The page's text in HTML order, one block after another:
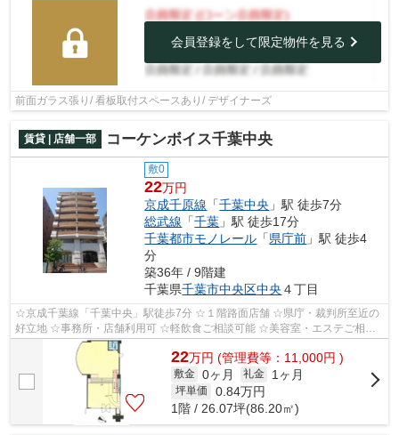
会員登録をして限定物件を見る
前面ガラス張り/ 看板取付スペースあり/ デザイナーズ
賃貸 | 店舗一部 コーケンボイス千葉中央
敷0
22万円
京成千原線 「千葉中央 」駅 徒歩7分
総武線 「千葉 」駅 徒歩17分
千葉都市モノレール 「県庁前 」駅 徒歩4
分
築36年 / 9階建
千葉県千葉市中央区中央 ４丁目
☆京成千葉線「千葉中央」駅徒歩7分 ☆１階路面店舗 ☆県庁・裁判所至近の
好立地 ☆事務所・店舗利用可 ☆軽飲食ご相談可能 ☆美容室・エステご相談
22万円 (管理費等：11,000円 )
敷金 0ヶ月 礼金 1ヶ月
坪単価 0.84万円
1階 / 26.07坪(86.20㎡)